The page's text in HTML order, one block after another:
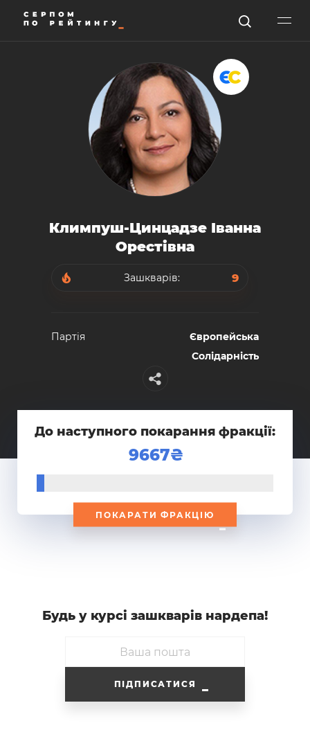
Климпуш-Цинцадзе Іванна
Орестівна
Зашкварів: 9
Партiя
Європейська
Солідарність
До наступного покарання фракції:
9667
ПОКАРАТИ ФРАКЦІЮ
Будь у курсi зашкварiв нардепа!
ПІДПИСАТИСЯ